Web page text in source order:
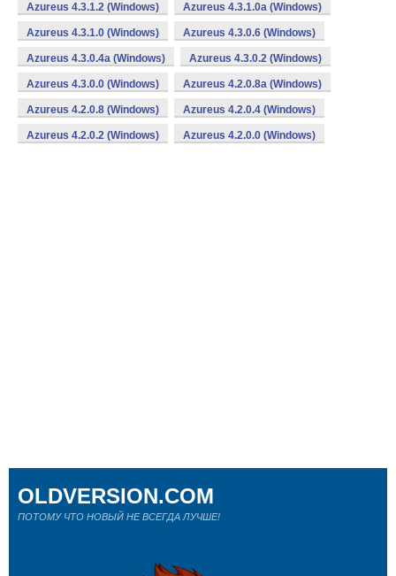
Azureus 4.3.1.2 (Windows) Azureus 4.3.1.0a (Windows)
Azureus 4.3.1.0 (Windows) Azureus 4.3.0.6 (Windows)
Azureus 4.3.0.4a (Windows) Azureus 4.3.0.2 (Windows)
Azureus 4.3.0.0 (Windows) Azureus 4.2.0.8a (Windows)
Azureus 4.2.0.8 (Windows) Azureus 4.2.0.4 (Windows)
Azureus 4.2.0.2 (Windows) Azureus 4.2.0.0 (Windows)
OLDVERSION.COM
ПОТОМУ ЧТО НОВЫЙ НЕ ВСЕГДА ЛУЧШЕ!